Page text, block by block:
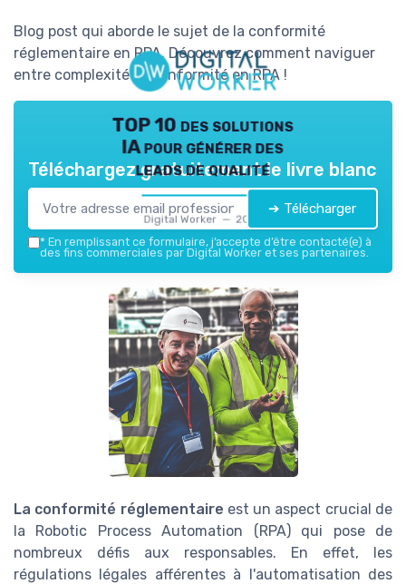
Blog post qui aborde le sujet de la conformité
réglementaire en RPA. Découvrez comment naviguer
entre complexité et conformité en RPA !
TOP 10 des solutions
IA pour générer des
leads de qualité
Digital Worker — 2026
Téléchargez gratuitement le livre blanc
➔ Télécharger
* En remplissant ce formulaire, j’accepte d’être contacté(e) à
des fins commerciales par Digital Worker et ses partenaires.
La conformité réglementaire est un aspect crucial de
la Robotic Process Automation (RPA) qui pose de
nombreux défis aux responsables. En effet, les
régulations légales afférentes à l'automatisation des